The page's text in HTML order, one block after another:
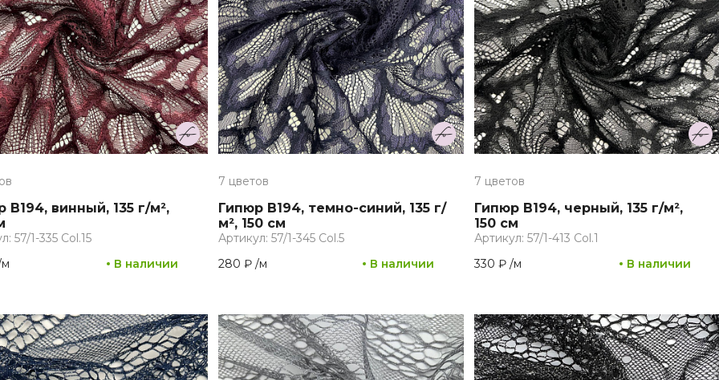
B194, винный, 135 г/м²,
57/1-335 Col.15
м В наличии
7 цветов
Гипюр B194, темно-синий, 135 г/
м², 150 см
Артикул: 57/1-345 Col.5
280 ₽ /м В наличии
7 цветов
Гипюр B194, черный, 135 г/м²,
150 см
Артикул: 57/1-413 Col.1
330 ₽/м В наличии